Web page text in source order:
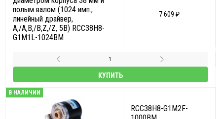
полым валом (1024 имп.,
линейный драйвер,
A,/A,B,/B,Z,/Z, 5В) RCC38H8-
G1M1L-1024BM
7 609 ₽
КУПИТЬ
В НАЛИЧИИ
RCC38H8-G1M2F-